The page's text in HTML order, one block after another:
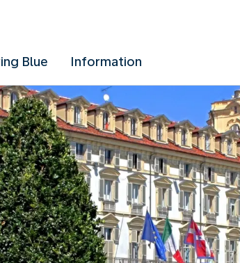
Blue Information